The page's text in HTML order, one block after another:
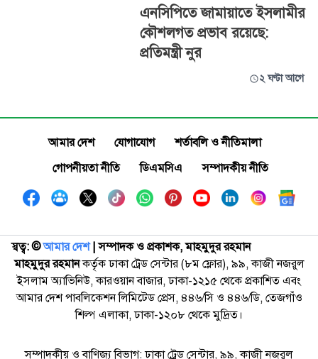
এনসিপিতে জামায়াতে ইসলামীর
কৌশলগত প্রভাব রয়েছে:
প্রতিমন্ত্রী নুর
২ ঘণ্টা আগে
আমার দেশ যোগাযোগ
শর্তাবলি ও নীতিমালা
গোপনীয়তা নীতি
ডিএমসিএ সম্পাদকীয় নীতি
স্বত্ব: ©️আমার দেশ| সম্পাদক ও প্রকাশক, মাহমুদুর রহমান
মাহমুদুর রহমানকর্তৃক ঢাকা ট্রেড সেন্টার (৮ম ফ্লোর), ৯৯, কাজী নজরুল
ইসলাম অ্যাভিনিউ, কারওয়ান বাজার, ঢাকা-১২১৫ থেকে প্রকাশিত এবং
আমার দেশ পাবলিকেশন লিমিটেড প্রেস, ৪৪৬/সি ও ৪৪৬/ডি, তেজগাঁও
শিল্প এলাকা, ঢাকা-১২০৮ থেকে মুদ্রিত।
সম্পাদকীয় ও বাণিজ্য বিভাগ: ঢাকা ট্রেড সেন্টার, ৯৯, কাজী নজরুল